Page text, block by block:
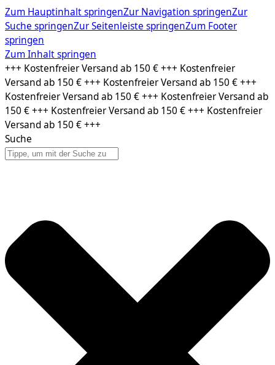
Zum Hauptinhalt springenZur Navigation springenZur
Suche springenZur Seitenleiste springenZum Footer
springen
Zum Inhalt springen
+++ Kostenfreier Versand ab 150 € +++ Kostenfreier
Versand ab 150 € +++ Kostenfreier Versand ab 150 € +++
Kostenfreier Versand ab 150 € +++ Kostenfreier Versand ab
150 € +++ Kostenfreier Versand ab 150 € +++ Kostenfreier
Versand ab 150 € +++
Suche